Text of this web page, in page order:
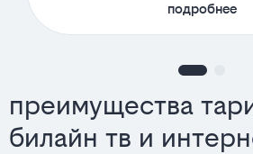
подробнее
преимущества
билайн тв и